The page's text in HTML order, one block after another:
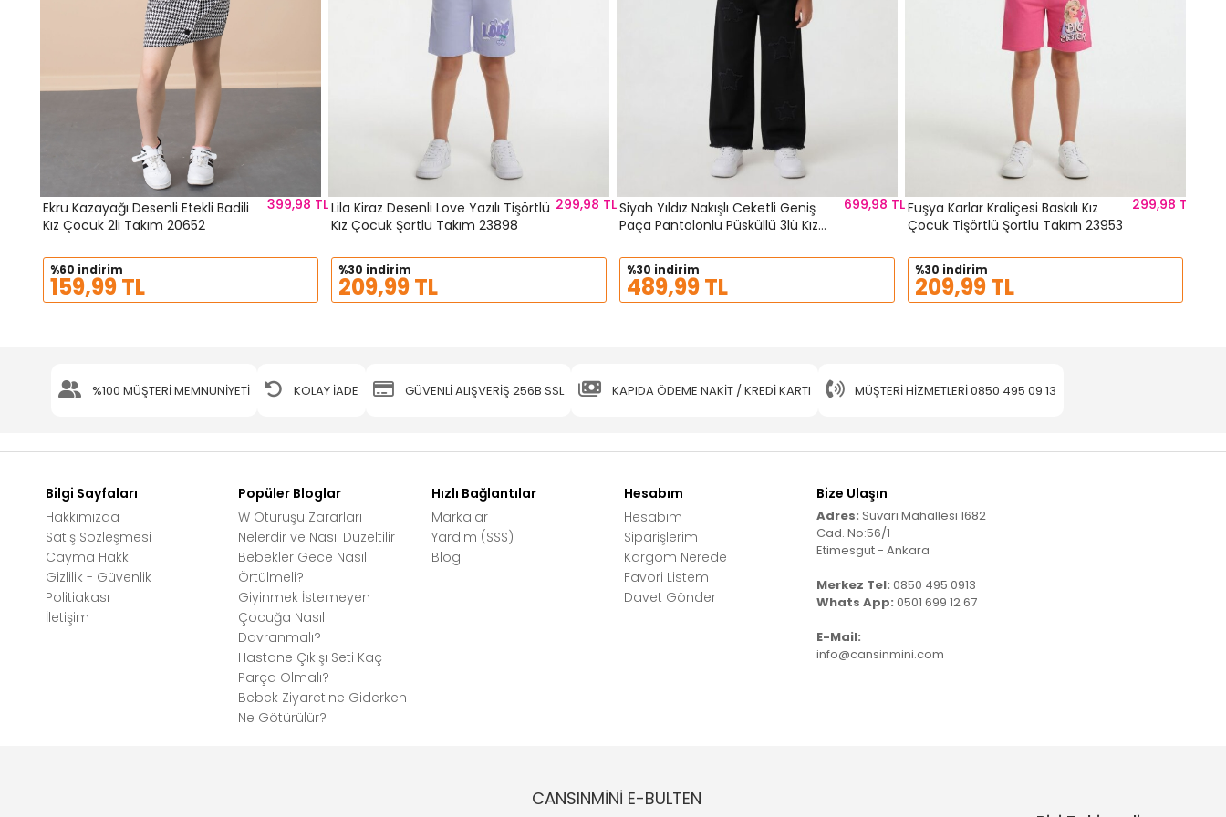
Ekru Kazayağı Desenli Etekli Badili
Kız Çocuk 2li Takım 20652
399,98 TL
%60 indirim
159,99 TL
Lila Kiraz Desenli Love Yazılı Tişörtlü
Kız Çocuk Şortlu Takım 23898
299,98 TL
%30 indirim
209,99 TL
Siyah Yıldız Nakışlı Ceketli Geniş
Paça Pantolonlu Püsküllü 3lü Kız
699,98 TL
%30 indirim
489,99 TL
Fuşya Karlar Kraliçesi Baskılı Kız
Çocuk Tişörtlü Şortlu Takım 23953
299,98 TL
%30 indirim
209,99 TL
%100 MÜŞTERİ MEMNUNİYETİ KOLAY İADE GÜVENLİ ALIŞVERİŞ 256B SSL KAPIDA ÖDEME NAKİT / KREDİ KARTI MÜŞTERI HIZMETLERI0850 495 09 13
Bilgi Sayfaları
Hakkımızda
Satış Sözleşmesi
Cayma Hakkı
Gizlilik - Güvenlik
Politiakası
İletişim
Popüler Bloglar
W Oturuşu Zararları
Nelerdir ve Nasıl Düzeltilir
Bebekler Gece Nasıl
Örtülmeli?
Giyinmek İstemeyen
Çocuğa Nasıl
Davranmalı?
Hastane Çıkışı Seti Kaç
Parça Olmalı?
Bebek Ziyaretine Giderken
Ne Götürülür?
Hızlı Bağlantılar
Markalar
Yardım (SSS)
Blog
Hesabım
Hesabım
Siparişlerim
Kargom Nerede
Favori Listem
Davet Gönder
Bize Ulaşın
Adres: Süvari Mahallesi 1682
Cad. No:56/1
Etimesgut - Ankara
Merkez Tel: 0850 495 0913
Whats App: 0501 699 12 67
E-Mail:
info@cansinmini.com
CANSINMİNİ E-BULTEN